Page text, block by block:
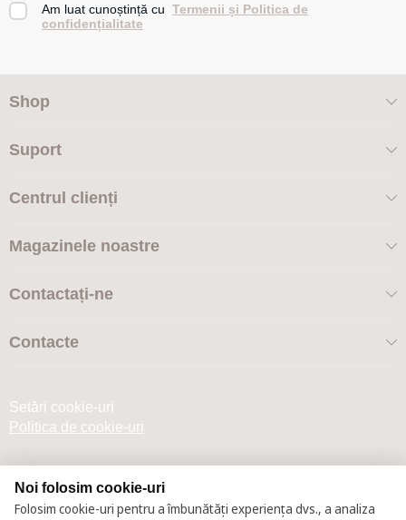
Am luat cunoștință cu Termenii și Politica de
confidențialitate
Shop
Suport
Centrul clienți
Magazinele noastre
Contactați-ne
Contacte
Setări cookie-uri
Politica de cookie-uri
Noi folosim cookie-uri
Folosim cookie-uri pentru a îmbunătăți experiența dvs., a analiza